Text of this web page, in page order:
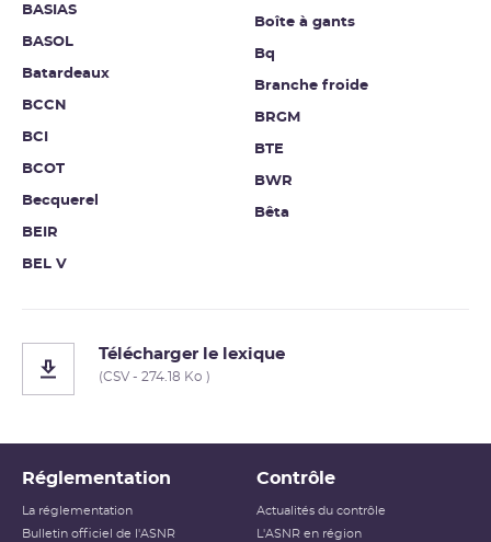
BASIAS
BASOL
Batardeaux
BCCN
BCI
BCOT
Becquerel
BEIR
BEL V
Boîte à gants
Bq
Branche froide
BRGM
BTE
BWR
Bêta
Télécharger le lexique
(CSV - 274.18 Ko )
Réglementation
La réglementation
Bulletin officiel de l'ASNR
Contrôle
Actualités du contrôle
L'ASNR en région